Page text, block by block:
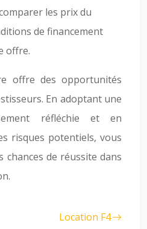
les prix du
de financement
offre.
offre des opportunités
En adoptant une
réfléchie et en
risques potentiels, vous
chances de réussite dans
Location F4